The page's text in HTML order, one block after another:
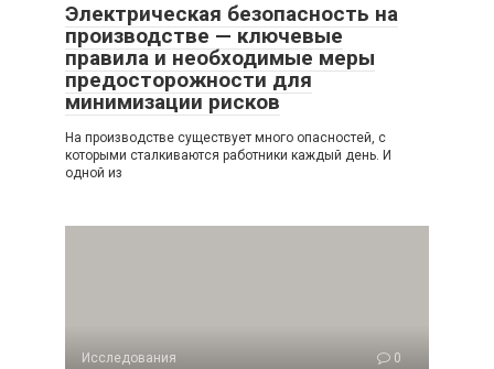
Электрическая безопасность на
производстве — ключевые
правила и необходимые меры
предосторожности для
минимизации рисков
На производстве существует много опасностей, с
которыми сталкиваются работники каждый день. И
одной из
Исследования 0